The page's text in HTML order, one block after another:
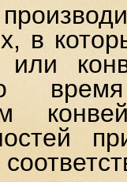
в
или
время